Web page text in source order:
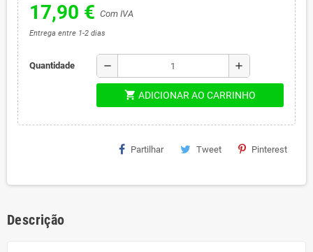
17,90 € Com IVA
Entrega entre 1-2 dias
Quantidade remove add
shopping_cart ADICIONAR AO CARRINHO
Partilhar Tweet Pinterest
Descrição